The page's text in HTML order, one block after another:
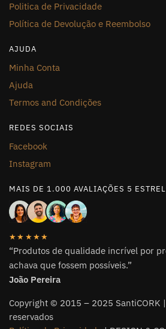
Politica de Privacidade
Política de Devolução e Reembolso
AJUDA
Minha Conta
Ajuda
Termos and Condições
REDES SOCIAIS
Facebook
Instagram
MAIS DE 1.000 AVALIAÇÕES 5
★★★★★
“Produtos de qualidade incrível por
achava que fossem possíveis.”
João Pereira
Copyright © 2015 – 2025 SantiCORK
reservados